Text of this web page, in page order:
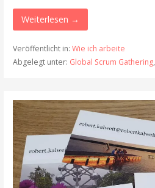
Weiterlesen →
Veröffentlicht in: Wie ich arbeite
Abgelegt unter: Global Scrum Gathering,